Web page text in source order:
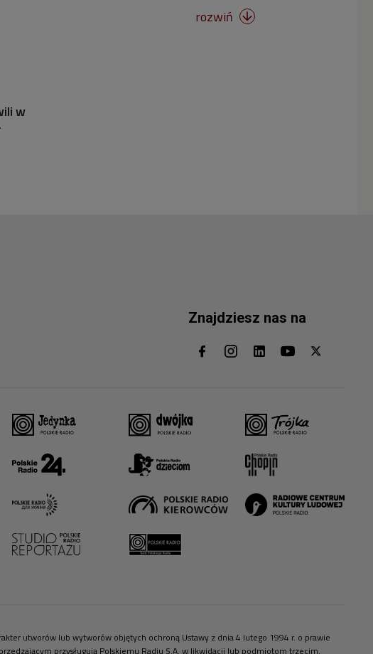
w
rozwiń 
Znajdziesz nas na
utworów lub wytworów objętych ochroną Ustawy z dnia 4 lutego 1994 r. o prawie
przysługują Polskiemu Radiu S.A. w likwidacji lub podmiotom trzecim.